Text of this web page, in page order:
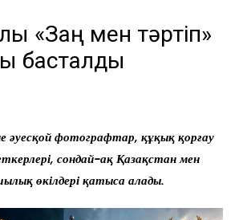
«Заң мен тәртіп»
басталды
әуесқой фотографтар, құқық қорғау
сондай-ақ Қазақстан мен
өкілдері қатыса алады.